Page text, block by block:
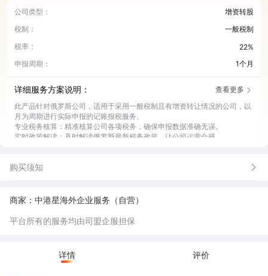
公司类型：
增资转股
税制：
一般税制
税率：
22%
申报周期：
1个月
详细服务方案说明：
查看更多
此产品针对俄罗斯公司，适用于采用一般税制且有增资转让情况的公司，以
月为周期进行实际申报的记账报税服务。
专业税务核算：精准核算公司各项税务，确保申报数据准确无误。
实时政策解读：及时解读俄罗斯最新税务政策，让公司运营合规。
定制财务方案：根据公司实际情况，定制专属的财务服务方案。
购买须知
商家：中港星海外企业服务（自营）
平台所有的服务均由司盟企服担保
详情 评价